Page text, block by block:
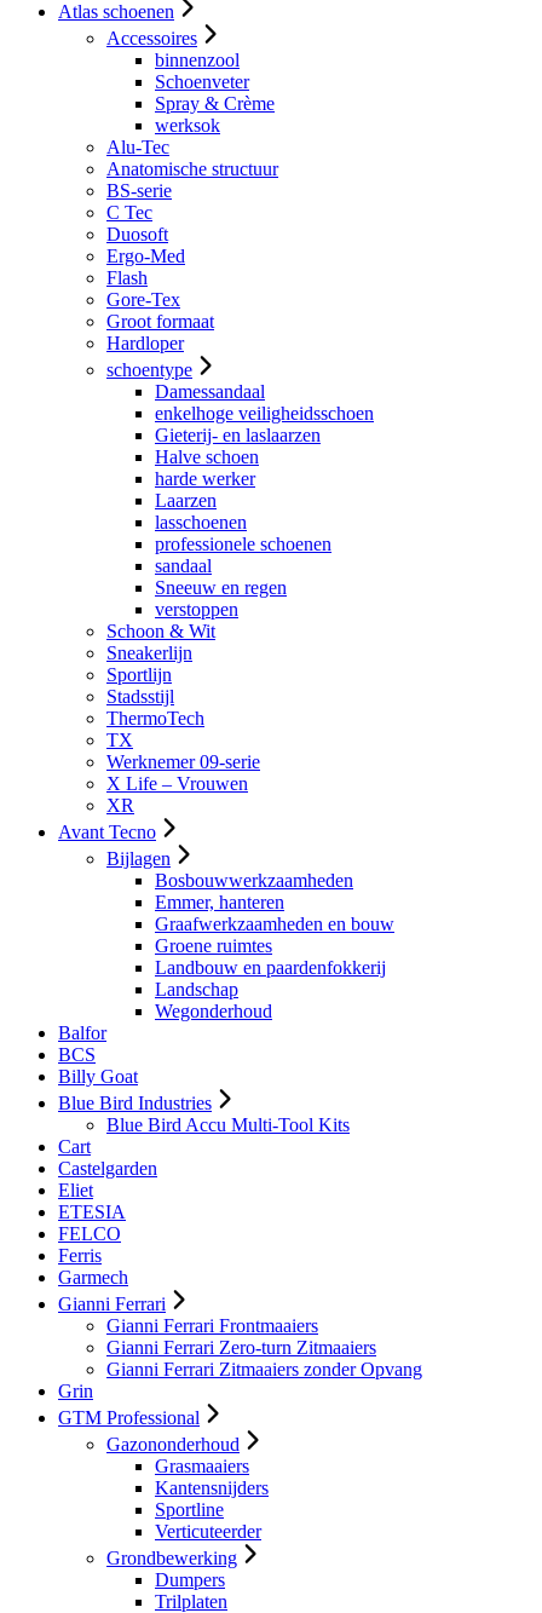
Atlas schoenen
Accessoires
binnenzool
Schoenveter
Spray & Crème
werksok
Alu-Tec
Anatomische structuur
BS-serie
C Tec
Duosoft
Ergo-Med
Flash
Gore-Tex
Groot formaat
Hardloper
schoentype
Damessandaal
enkelhoge veiligheidsschoen
Gieterij- en laslaarzen
Halve schoen
harde werker
Laarzen
lasschoenen
professionele schoenen
sandaal
Sneeuw en regen
verstoppen
Schoon & Wit
Sneakerlijn
Sportlijn
Stadsstijl
ThermoTech
TX
Werknemer 09-serie
X Life – Vrouwen
XR
Avant Tecno
Bijlagen
Bosbouwwerkzaamheden
Emmer, hanteren
Graafwerkzaamheden en bouw
Groene ruimtes
Landbouw en paardenfokkerij
Landschap
Wegonderhoud
Balfor
BCS
Billy Goat
Blue Bird Industries
Blue Bird Accu Multi-Tool Kits
Cart
Castelgarden
Eliet
ETESIA
FELCO
Ferris
Garmech
Gianni Ferrari
Gianni Ferrari Frontmaaiers
Gianni Ferrari Zero-turn Zitmaaiers
Gianni Ferrari Zitmaaiers zonder Opvang
Grin
GTM Professional
Gazononderhoud
Grasmaaiers
Kantensnijders
Sportline
Verticuteerder
Grondbewerking
Dumpers
Trilplaten